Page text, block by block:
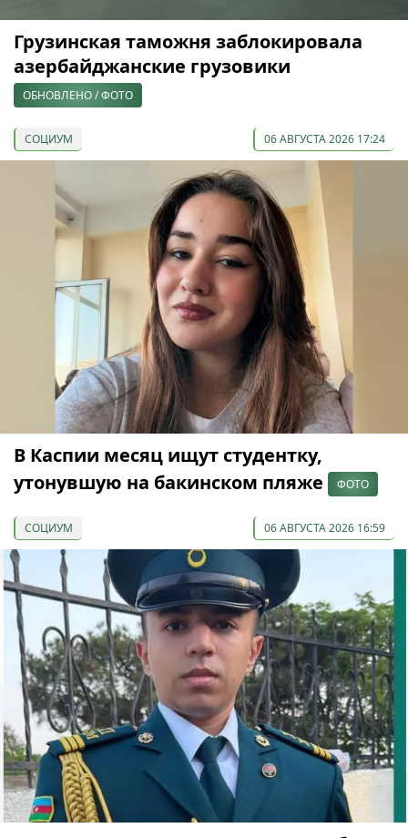
Грузинская таможня заблокировала
азербайджанские грузовики
ОБНОВЛЕНО / ФОТО
СОЦИУМ 06 АВГУСТА 2026 17:24
В Каспии месяц ищут студентку,
утонувшую на бакинском пляже
ФОТО
СОЦИУМ 06 АВГУСТА 2026 16:59